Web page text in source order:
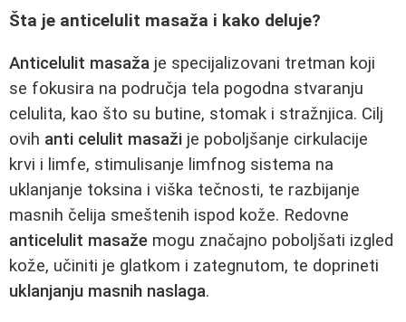
Šta je anticelulit masaža i kako deluje?
Anticelulit masaža je specijalizovani tretman koji
se fokusira na područja tela pogodna stvaranju
celulita, kao što su butine, stomak i stražnjica. Cilj
ovih anti celulit masaži je poboljšanje cirkulacije
krvi i limfe, stimulisanje limfnog sistema na
uklanjanje toksina i viška tečnosti, te razbijanje
masnih čelija smeštenih ispod kože. Redovne
anticelulit masaže mogu značajno poboljšati izgled
kože, učiniti je glatkom i zategnutom, te doprineti
uklanjanju masnih naslaga.